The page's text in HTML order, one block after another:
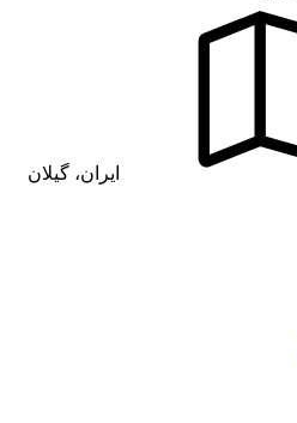
ایران، گیلان